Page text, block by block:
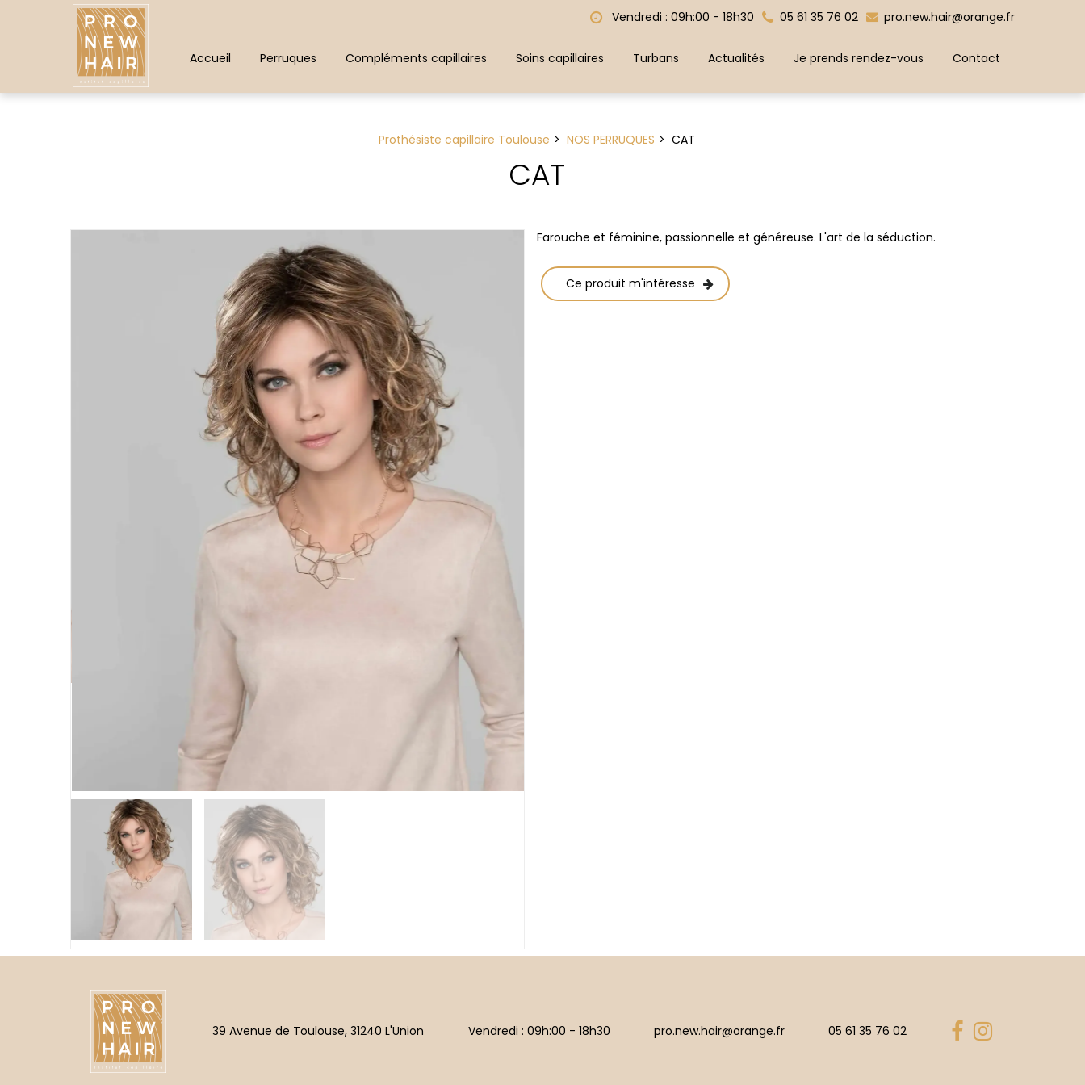
Vendredi : 09h:00 - 18h30 05 61 35 76 02 pro.new.hair@orange.fr
Accueil Perruques Compléments capillaires Soins capillaires Turbans Actualités Je prends rendez-vous Contact
Prothésiste capillaire Toulouse NOS PERRUQUES CAT
CAT
Farouche et féminine, passionnelle et généreuse. L'art de la séduction.
Ce produit m'intéresse
39 Avenue de Toulouse, 31240 L'Union Vendredi : 09h:00 - 18h30 pro.new.hair@orange.fr 05 61 35 76 02
Panneau de gestion des cookies